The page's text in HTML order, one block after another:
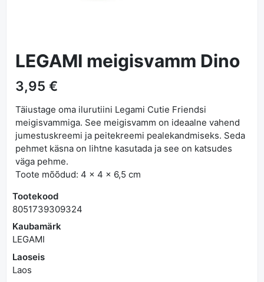
LEGAMI meigisvamm Dino
3,95 €
Täiustage oma ilurutiini Legami Cutie Friendsi
meigisvammiga. See meigisvamm on ideaalne vahend
jumestuskreemi ja peitekreemi pealekandmiseks. Seda
pehmet käsna on lihtne kasutada ja see on katsudes
väga pehme.
Toote mõõdud: 4 x 4 x 6,5 cm
Tootekood
8051739309324
Kaubamärk
LEGAMI
Laoseis
Laos